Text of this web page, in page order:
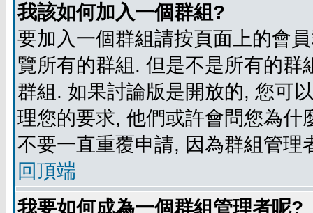
我該如何加入一個群組?
要加入一個群組請按頁面上的會
覽所有的群組. 但是不是所有的
群組. 如果討論版是開放的, 您可
理您的要求, 他們或許會問您為
不要一直重覆申請, 因為群組管理
回頂端
我要如何成為一個群組管理者呢?